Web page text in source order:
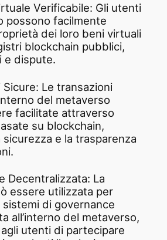
Verificabile: Gli utenti
possono facilmente
dei loro beni virtuali
blockchain pubblici,
e dispute.
Sicure: Le transazioni
del metaverso
facilitate attraverso
su blockchain,
e la trasparenza
Decentralizzata: La
essere utilizzata per
di governance
all’interno del metaverso,
utenti di partecipare